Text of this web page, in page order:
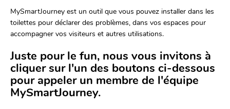
MySmartJourney est un outil que vous pouvez installer dans les
toilettes pour déclarer des problèmes, dans vos espaces pour
accompagner vos visiteurs et autres utilisations.
Juste pour le fun, nous vous invitons à
cliquer sur l'un des boutons ci-dessous
pour appeler un membre de l'équipe
MySmartJourney.